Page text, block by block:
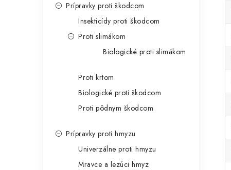
Prípravky proti škodcom
Insekticídy proti škodcom
Proti slimákom
Biologické proti slimákom
Proti krtom
Biologické proti škodcom
Proti pôdnym škodcom
Prípravky proti hmyzu
Univerzálne proti hmyzu
Mravce a lezúci hmyz